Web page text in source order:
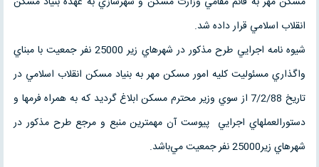
انقلاب اسلامي قرار داده شد.
شيوه نامه اجرايي طرح مذكور در شهرهاي زير 25000 نفر جمعيت با مبناي
واگذاري مسئوليت كليه امور مسكن مهر به بنياد مسكن انقلاب اسلامي در
تاريخ 7/2/88 از سوي وزير محترم مسكن ابلاغ گرديد كه به همراه فرمها و
دستورالعملهاي اجرايي پيوست آن مهمترين منبع و مرجع طرح مذكور در
شهرهاي زير25000 نفر جمعيت مي‌باشد.